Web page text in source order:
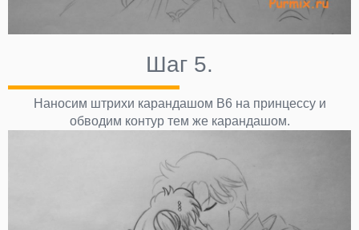
Шаг 5.
Наносим штрихи карандашом В6 на принцессу и
обводим контур тем же карандашом.